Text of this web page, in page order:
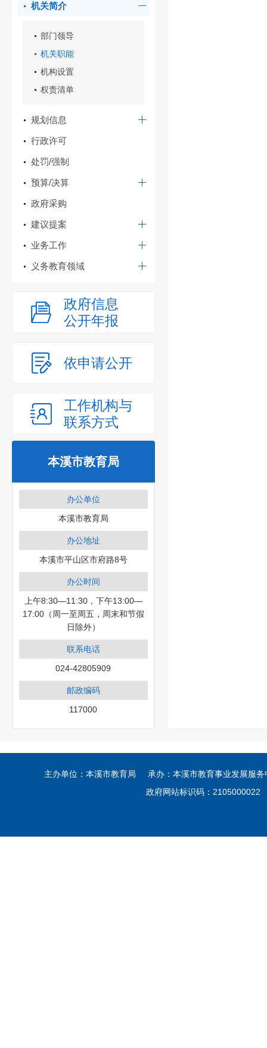
机关简介
部门领导
机关职能
机构设置
权责清单
规划信息
行政许可
处罚/强制
预算/决算
政府采购
建议提案
业务工作
义务教育领域
政府信息
公开年报
依申请公开
工作机构与
联系方式
本溪市教育局
办公单位
本溪市教育局
办公地址
本溪市平山区市府路8号
办公时间
上午8:30—11:30，下午13:00—
17:00（周一至周五，周末和节假
日除外）
联系电话
024-42805909
邮政编码
117000
主办单位：本溪市教育局 承办：本溪市教育事业发展
政府网站标识码：2105000022